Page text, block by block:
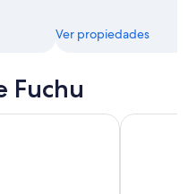
Ver propiedades
Fuchu